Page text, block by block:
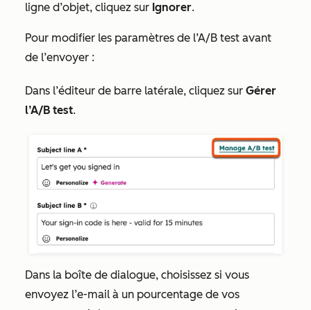
ligne d’objet, cliquez sur Ignorer.
Pour modifier les paramètres de l’A/B test avant
de l’envoyer :
Dans l’éditeur de barre latérale, cliquez sur Gérer
l’A/B test.
Dans la boîte de dialogue, choisissez si vous
envoyez l’e-mail à un pourcentage de vos